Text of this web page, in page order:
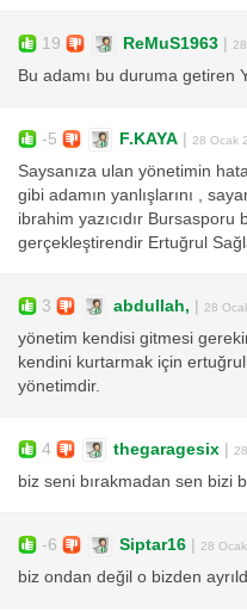
19 ReMuS1963 |
Bu adamı bu duruma getiren
-5 F.KAYA | 28 Ocak
Saysanıza ulan yönetimin
gibi adamın yanlışlarını ,
ibrahim yazıcıdır
gerçekleştirendir Ertuğrul
3 abdullah, | 28
yönetim kendisi gitmesi
kendini kurtarmak için
yönetimdir.
4 thegaragesix |
biz seni bırakmadan sen bizi
-6 Siptar16 | 28
biz ondan değil o bizden